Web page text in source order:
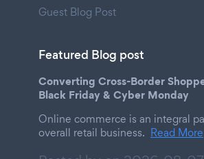
Guest Blog Post
Featured Blog post
Converting Cross-Border
Black Friday & Cyber Monday
Online commerce is an integral
overall retail business. Read More